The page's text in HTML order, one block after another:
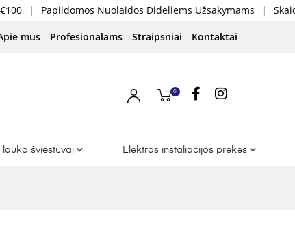
| Papildomos Nuolaidos Dideliems Užsakymams | Skaidri
mus Profesionalams Straipsniai Kontaktai
0
lauko šviestuvai Elektros instaliacijos prekės